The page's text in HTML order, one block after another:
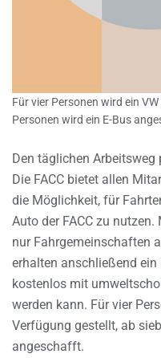
Für vier Personen wird ein
Personen wird ein E-Bus
Den täglichen Arbeitsweg
Die FACC bietet allen
die Möglichkeit, für
Auto der FACC zu
nur Fahrgemeinschaften
erhalten anschließend ein
kostenlos mit
werden kann. Für vier
Verfügung gestellt, ab
angeschafft.